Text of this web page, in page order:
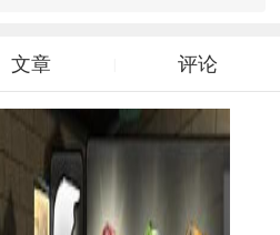
文章 评论